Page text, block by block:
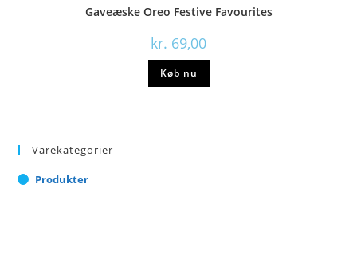
Gaveæske Oreo Festive Favourites
kr. 69,00
Køb nu
Varekategorier
Produkter